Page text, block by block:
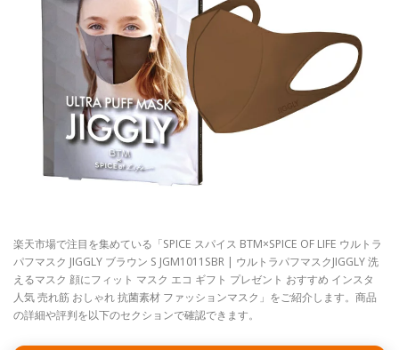
楽天市場で注目を集めている「SPICE スパイス BTM×SPICE OF LIFE ウルトラ
パフマスク JIGGLY ブラウン S JGM1011SBR | ウルトラパフマスクJIGGLY 洗
えるマスク 顔にフィット マスク エコ ギフト プレゼント おすすめ インスタ
人気 売れ筋 おしゃれ 抗菌素材 ファッションマスク」をご紹介します。商品
の詳細や評判を以下のセクションで確認できます。